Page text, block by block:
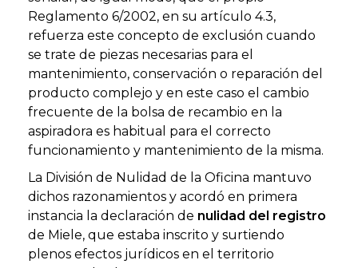
Reglamento 6/2002, en su artículo 4.3,
refuerza este concepto de exclusión cuando
se trate de piezas necesarias para el
mantenimiento, conservación o reparación del
producto complejo y en este caso el cambio
frecuente de la bolsa de recambio en la
aspiradora es habitual para el correcto
funcionamiento y mantenimiento de la misma.
La División de Nulidad de la Oficina mantuvo
dichos razonamientos y acordó en primera
instancia la declaración de nulidad del registro
de Miele, que estaba inscrito y surtiendo
plenos efectos jurídicos en el territorio